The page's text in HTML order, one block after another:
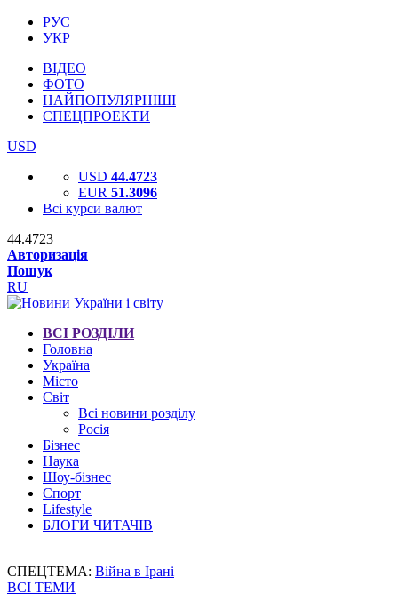
РУС
УКР
ВІДЕО
ФОТО
НАЙПОПУЛЯРНІШІ
СПЕЦПРОЕКТИ
USD
USD 44.4723
EUR 51.3096
Всі курси валют
44.4723
Авторизація
Пошук
RU
ВСІ РОЗДІЛИ
Головна
Україна
Місто
Світ
Всі новини розділу
Росія
Бізнес
Наука
Шоу-бізнес
Спорт
Lifestyle
БЛОГИ ЧИТАЧІВ
СПЕЦТЕМА: Війна в Ірані
ВСІ ТЕМИ